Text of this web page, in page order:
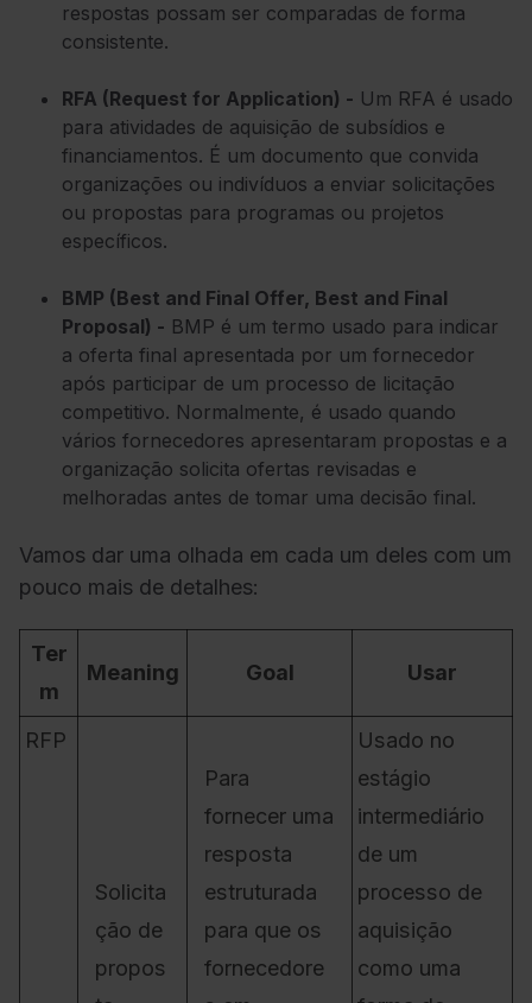
respostas possam ser comparadas de forma
consistente.
RFA (Request for Application) - Um RFA é usado
para atividades de aquisição de subsídios e
financiamentos. É um documento que convida
organizações ou indivíduos a enviar solicitações
ou propostas para programas ou projetos
específicos.
BMP (Best and Final Offer, Best and Final
Proposal) - BMP é um termo usado para indicar
a oferta final apresentada por um fornecedor
após participar de um processo de licitação
competitivo. Normalmente, é usado quando
vários fornecedores apresentaram propostas e a
organização solicita ofertas revisadas e
melhoradas antes de tomar uma decisão final.
Vamos dar uma olhada em cada um deles com um
pouco mais de detalhes:
Ter
m
Meaning Goal Usar
RFP
Solicita
ção de
propos
Para
fornecer uma
resposta
estruturada
para que os
fornecedore
Usado no
estágio
intermediário
de um
processo de
aquisição
como uma